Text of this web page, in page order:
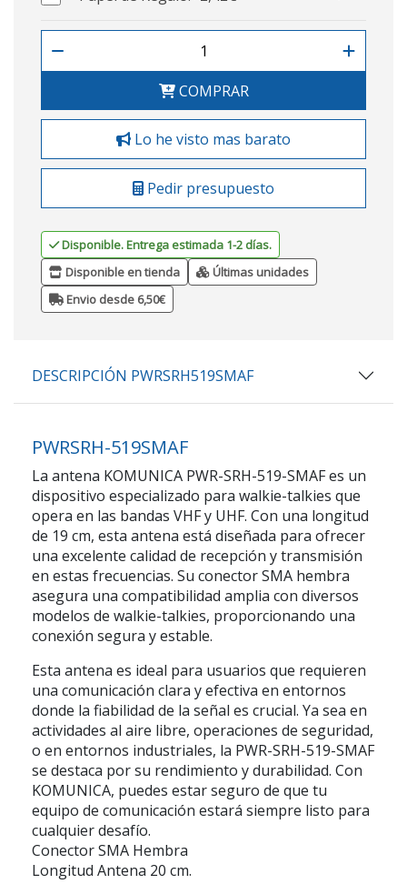
COMPRAR
Lo he visto mas barato
Pedir presupuesto
Disponible. Entrega estimada 1-2 días.
Disponible en tienda
Últimas unidades
Envio desde 6,50€
DESCRIPCIÓN PWRSRH519SMAF
PWRSRH-519SMAF
La antena KOMUNICA PWR-SRH-519-SMAF es un
dispositivo especializado para walkie-talkies que
opera en las bandas VHF y UHF. Con una longitud
de 19 cm, esta antena está diseñada para ofrecer
una excelente calidad de recepción y transmisión
en estas frecuencias. Su conector SMA hembra
asegura una compatibilidad amplia con diversos
modelos de walkie-talkies, proporcionando una
conexión segura y estable.
Esta antena es ideal para usuarios que requieren
una comunicación clara y efectiva en entornos
donde la fiabilidad de la señal es crucial. Ya sea en
actividades al aire libre, operaciones de seguridad,
o en entornos industriales, la PWR-SRH-519-SMAF
se destaca por su rendimiento y durabilidad. Con
KOMUNICA, puedes estar seguro de que tu
equipo de comunicación estará siempre listo para
cualquier desafío.
Conector SMA Hembra
Longitud Antena 20 cm.